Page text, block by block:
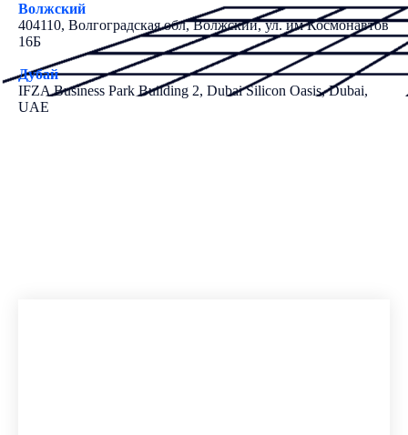
Волжский
404110, Волгоградская обл, Волжский, ул. им Космонавтов
16Б
Дубай
IFZA Business Park Building 2, Dubai Silicon Oasis, Dubai,
UAE